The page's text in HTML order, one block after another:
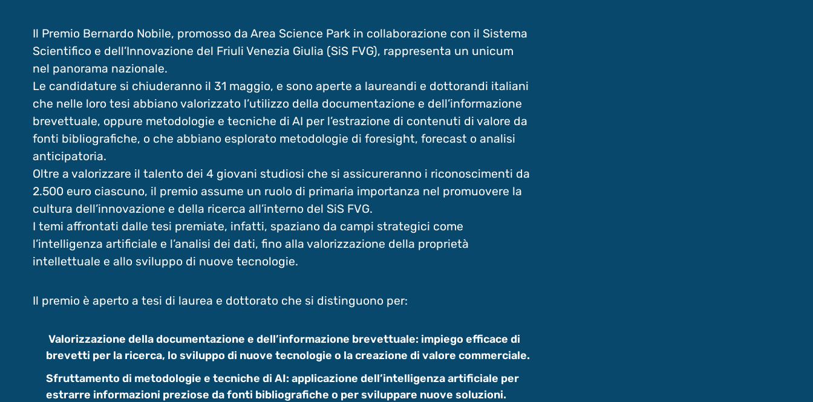
Il Premio Bernardo Nobile, promosso da Area Science Park in collaborazione con il Sistema
Scientifico e dell’Innovazione del Friuli Venezia Giulia (SiS FVG), rappresenta un unicum
nel panorama nazionale.
Le candidature si chiuderanno il 31 maggio, e sono aperte a laureandi e dottorandi italiani
che nelle loro tesi abbiano valorizzato l’utilizzo della documentazione e dell’informazione
brevettuale, oppure metodologie e tecniche di AI per l’estrazione di contenuti di valore da
fonti bibliografiche, o che abbiano esplorato metodologie di foresight, forecast o analisi
anticipatoria.
Oltre a valorizzare il talento dei 4 giovani studiosi che si assicureranno i riconoscimenti da
2.500 euro ciascuno, il premio assume un ruolo di primaria importanza nel promuovere la
cultura dell’innovazione e della ricerca all’interno del SiS FVG.
I temi affrontati dalle tesi premiate, infatti, spaziano da campi strategici come
l’intelligenza artificiale e l’analisi dei dati, fino alla valorizzazione della proprietà
intellettuale e allo sviluppo di nuove tecnologie.
Il premio è aperto a tesi di laurea e dottorato che si distinguono per:
Valorizzazione della documentazione e dell’informazione brevettuale: impiego efficace di
brevetti per la ricerca, lo sviluppo di nuove tecnologie o la creazione di valore commerciale.
Sfruttamento di metodologie e tecniche di AI: applicazione dell’intelligenza artificiale per
estrarre informazioni preziose da fonti bibliografiche o per sviluppare nuove soluzioni.